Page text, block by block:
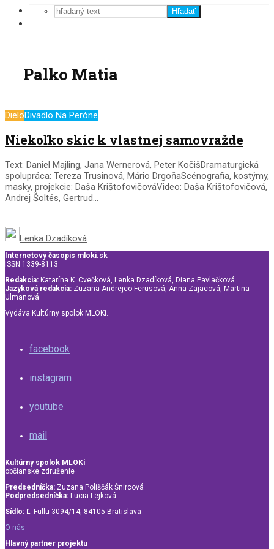
Hľadať
Palko Matia
DieloDivadlo Na Peróne
Niekoľko skíc k vlastnej samovražde
Text: Daniel Majling, Jana Wernerová, Peter KočišDramaturgická
spolupráca: Tereza Trusinová, Mário DrgoňaScénografia, kostýmy,
masky, projekcie: Daša KrištofovičováVideo: Daša Krištofovičová,
Andrej Šoltés, Gertrud...
Lenka Dzadíková
Internetový časopis mloki.sk
ISSN 1339-8113
Redakcia: Katarína K. Cvečková, Lenka Dzadíková, Diana Pavlačková
Jazyková redakcia: Zuzana Andrejco Ferusová, Anna Zajacová, Martina
Ulmanová
Vydáva Kultúrny spolok MLOKi.
facebook
instagram
youtube
mail
Kultúrny spolok MLOKi
občianske združenie
Predsedníčka: Zuzana Poliščák Šnircová
Podpredsedníčka: Lucia Lejková
Sídlo: Ľ. Fullu 3094/14, 84105 Bratislava
O nás
Hlavný partner projektu